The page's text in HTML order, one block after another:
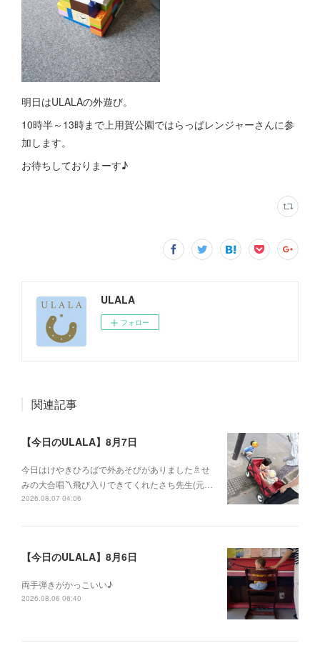
明日はULALAの外遊び。
10時半～13時まで上用賀公園ではらっぱレンジャーさんに参
加します。
お待ちしておりまーす♪
ULALA
フォロー
関連記事
【今日のULALA】8月7日
今日はけやきひろばで外あそびがありました🚿せ
みの大合唱〽飛び入りできてくれたさち先生(元…
2026.08.07 04:06
【今日のULALA】8月6日
両手弾きがかっこいい♪
2026.08.06 06:40